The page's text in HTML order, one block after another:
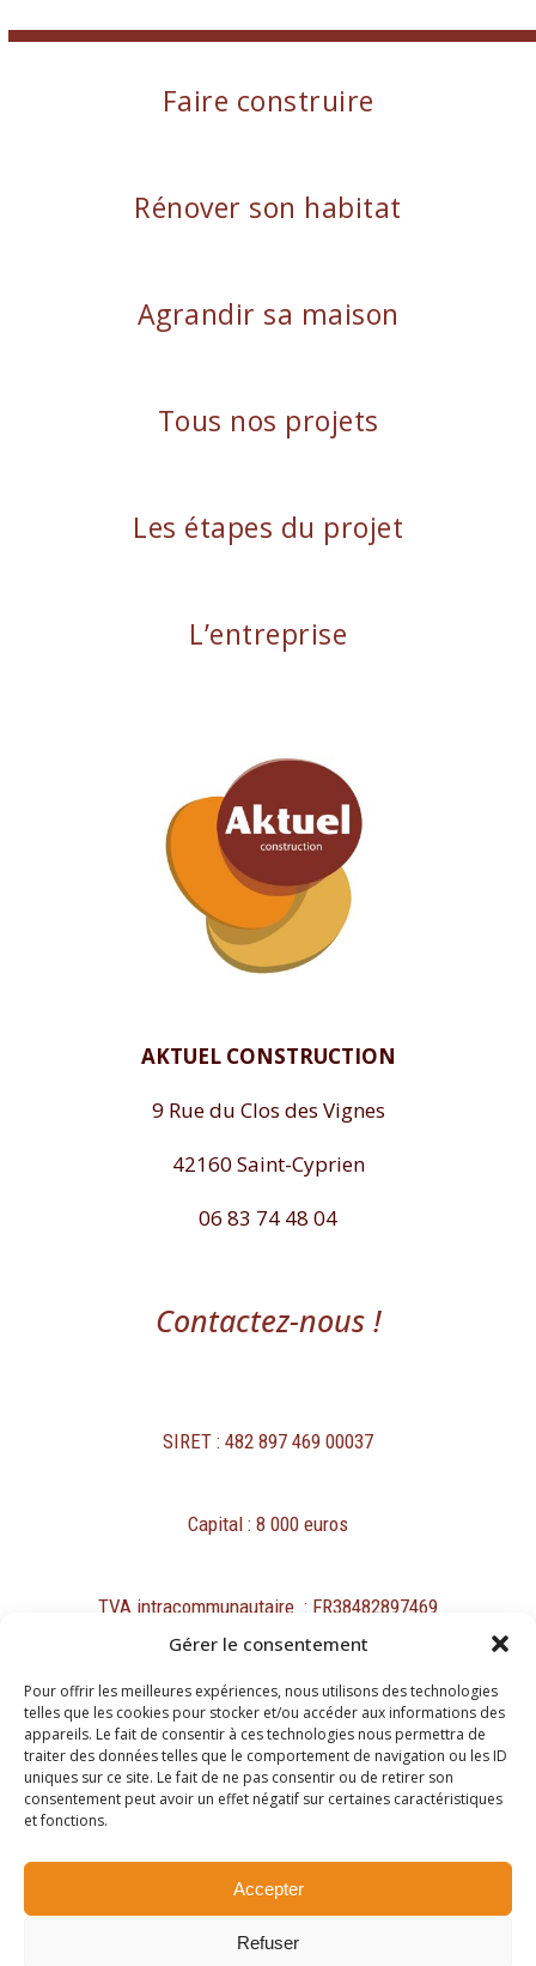
Gérer le consentement
Pour offrir les meilleures expériences, nous utilisons des technologies
telles que les cookies pour stocker et/ou accéder aux informations des
appareils. Le fait de consentir à ces technologies nous permettra de
traiter des données telles que le comportement de navigation ou les ID
uniques sur ce site. Le fait de ne pas consentir ou de retirer son
consentement peut avoir un effet négatif sur certaines caractéristiques
et fonctions.
Accepter
Refuser
Faire construire
Rénover son habitat
Agrandir sa maison
Tous nos projets
Les étapes du projet
L’entreprise
AKTUEL CONSTRUCTION
9 Rue du Clos des Vignes
42160 Saint-Cyprien
06 83 74 48 04
Contactez-nous !
SIRET : 482 897 469 00037
Capital : 8 000 euros
TVA intracommunautaire : FR38482897469
Mentions légales
Protection des données personnelles et cookies
Site réalisé par
Passing Communication